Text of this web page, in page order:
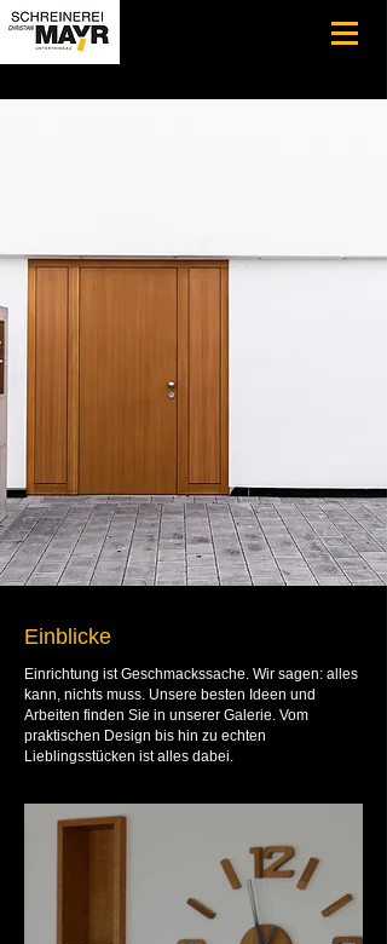
Einblicke
Einrichtung ist Geschmackssache. Wir sagen: alles
kann, nichts muss. Unsere besten Ideen und
Arbeiten finden Sie in unserer Galerie. Vom
praktischen Design bis hin zu echten
Lieblingsstücken ist alles dabei.